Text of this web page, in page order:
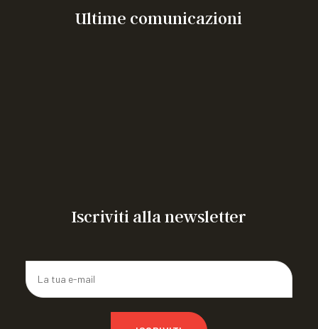
Ultime comunicazioni
Iscriviti alla newsletter